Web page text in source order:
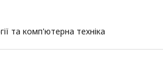
та комп'ютерна техніка